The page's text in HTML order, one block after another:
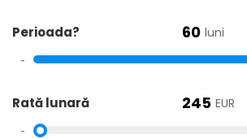
Perioada? 60 luni
-
Rată lunară 245 EUR
-